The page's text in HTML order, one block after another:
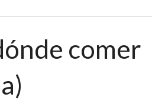
comer